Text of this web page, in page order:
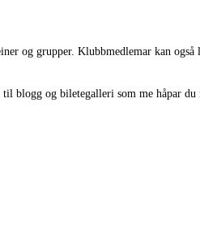
og grupper. Klubbmedlemar kan
blogg og biletegalleri som me håpar